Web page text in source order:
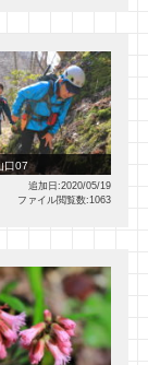
口07
追加日:2020/05/19
ファイル閲覧数:1063